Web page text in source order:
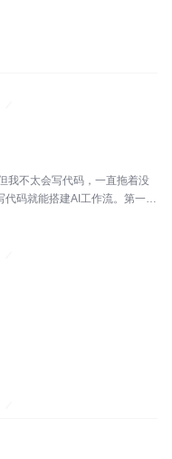
，...
我不太会写代码，一直拖着没
码就能搭建AI工作流。第一个